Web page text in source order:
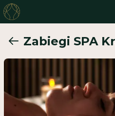
OFERTA SALONU
Zabiegi SPA